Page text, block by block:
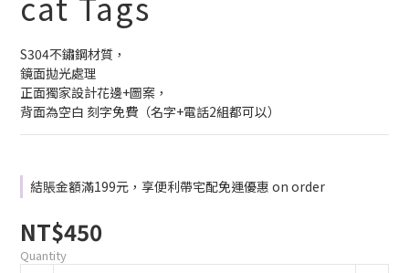
S304不鏽鋼材質，
鏡面拋光處理
正面獨家設計花邊+圖案，
背面為空白 刻字免費（名字+電話2組都可以）
結賬金額滿199元，享便利帶宅配免運優惠 on order
NT$450
Quantity